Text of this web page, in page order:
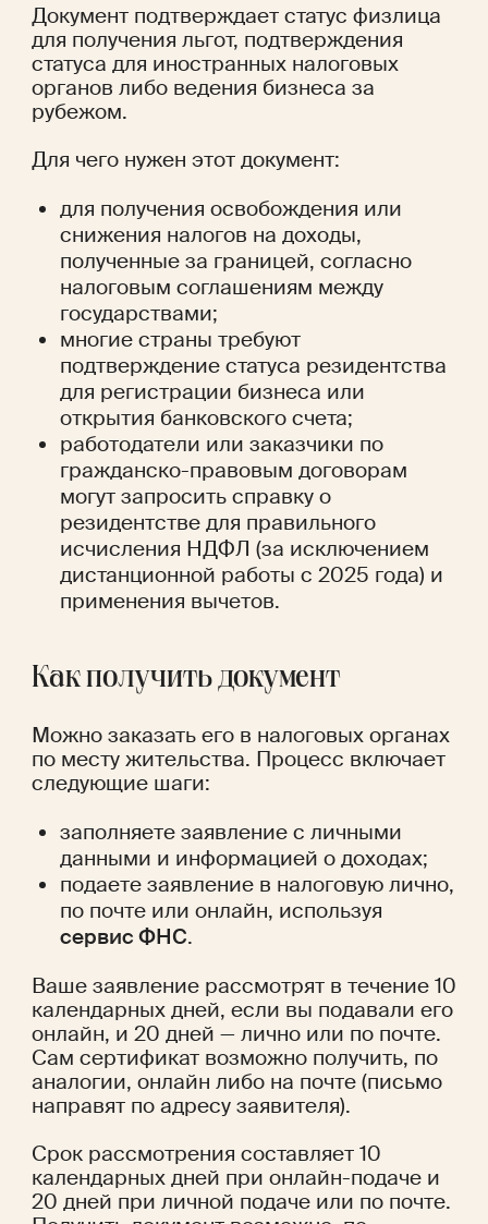
Документ подтверждает статус физлица
для получения льгот, подтверждения
статуса для иностранных налоговых
органов либо ведения бизнеса за
рубежом.
Для чего нужен этот документ:
для получения освобождения или
снижения налогов на доходы,
полученные за границей, согласно
налоговым соглашениям между
государствами;
многие страны требуют
подтверждение статуса резидентства
для регистрации бизнеса или
открытия банковского счета;
работодатели или заказчики по
гражданско-правовым договорам
могут запросить справку о
резидентстве для правильного
исчисления НДФЛ (за исключением
дистанционной работы с 2025 года) и
применения вычетов.
Как получить документ
Можно заказать его в налоговых органах
по месту жительства. Процесс включает
следующие шаги:
заполняете заявление с личными
данными и информацией о доходах;
подаете заявление в налоговую лично,
по почте или онлайн, используя
сервис ФНС.
Ваше заявление рассмотрят в течение 10
календарных дней, если вы подавали его
онлайн, и 20 дней — лично или по почте.
Сам сертификат возможно получить, по
аналогии, онлайн либо на почте (письмо
направят по адресу заявителя).
Срок рассмотрения составляет 10
календарных дней при онлайн-подаче и
20 дней при личной подаче или по почте.